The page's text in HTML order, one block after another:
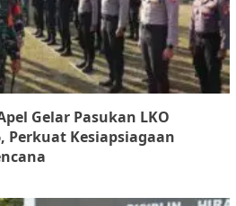
Gelar Pasukan LKO
Perkuat Kesiapsiagaan